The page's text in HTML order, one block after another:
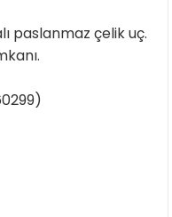
paslanmaz çelik uç.